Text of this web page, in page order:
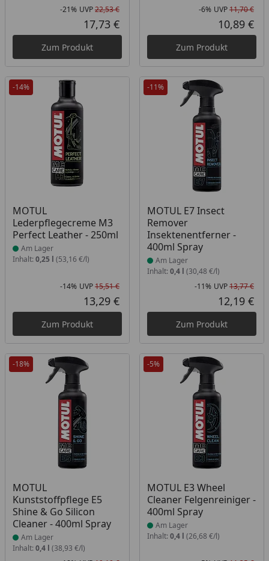
Rabatt in Prozent
-21%
Ursprünglicher Preis
UVP22,53 €
Aktueller Preis
17,73 €
Zum Produkt
-6% UVP11,70 €
10,89 €
Zum Produkt
-14%
MOTUL
Lederpflegecreme M3
Perfect Leather - 250ml
Produkt am Lager
Am Lager
Inhalt: 0,25 l (53,16 €/l)
Rabatt in Prozent
-14%
Ursprünglicher Preis
UVP15,51 €
Aktueller Preis
13,29 €
Zum Produkt
-11%
MOTUL E7 Insect
Remover
Insektenentferner -
400ml Spray
Produkt am Lager
Am Lager
Inhalt: 0,4 l (30,48 €/l)
-11% UVP13,77 €
12,19 €
Zum Produkt
-18%
MOTUL
Kunststoffpflege E5
Shine & Go Silicon
Cleaner - 400ml Spray
Produkt am Lager
Am Lager
Inhalt: 0,4 l (38,93 €/l)
-5%
MOTUL E3 Wheel
Cleaner Felgenreiniger -
400ml Spray
Produkt am Lager
Am Lager
Inhalt: 0,4 l (26,68 €/l)